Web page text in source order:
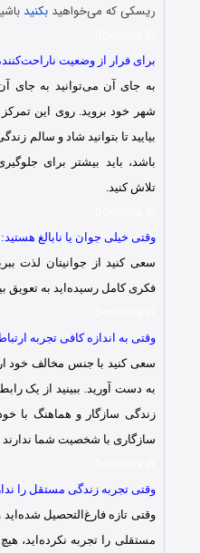
ریسکی که می‌خواهیدبکنید
برای فرار از وضعیت
به جای آن می‌توانید به جای
شهر خود بروید. روی این
بیایید تا بتوانید شاد و سالم
باشد، باید بیشتر برای
تلاش کنید.
وقتی خیلی جوان یا نابالغ هستید:
سعی کنید از جوانیتان لذت
فکری کامل رسیده‌اید به تعویق
وقتی به اندازه کافی تجربه
سعی کنید با جنس مخالف خود
به دست آورید. ببینید از یک
زندگی سازگار و هماهنگ با
سازگاری با شخصیت شما ندارند
وقتی تجربه زندگی مستقل را
وقتی تازه فارغ‌التحصیل
مستقلی را تجربه نکرده‌اید،